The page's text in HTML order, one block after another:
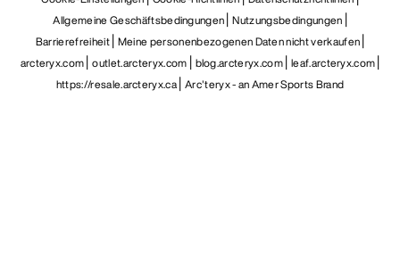
Allgemeine Geschäftsbedingungen Nutzungsbedingungen
Barrierefreiheit Meine personenbezogenen Daten nicht verkaufen
arcteryx.com outlet.arcteryx.com blog.arcteryx.com leaf.arcteryx.com
https://resale.arcteryx.ca Arc'teryx - an Amer Sports Brand